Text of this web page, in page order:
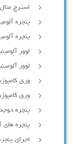
استرچ
پنجره
پنجره
لوور
لوور
ورق
ورق
پنجره
پنجره های
اجرای